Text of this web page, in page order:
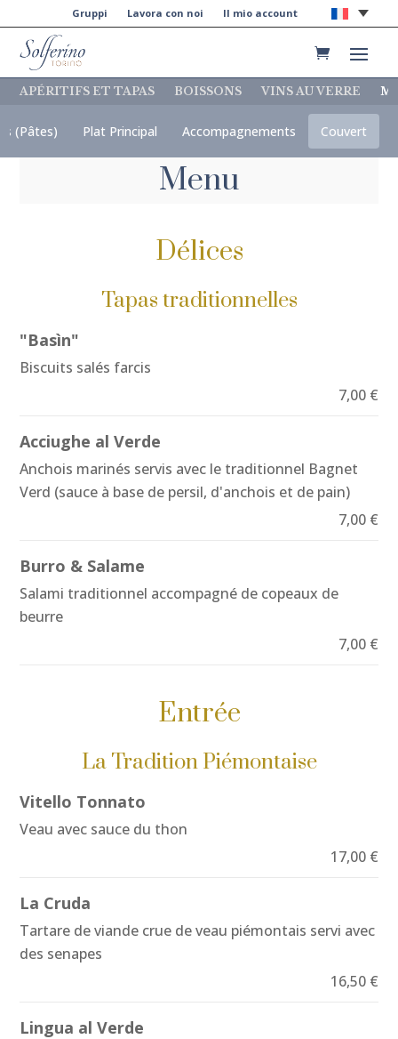
Gruppi Lavora con noi Il mio account
APÉRITIFS ET TAPAS BOISSONS VINS AU VERRE
(Pâtes) Plat Principal Accompagnements Couvert
Menu
Délices
Tapas traditionnelles
"Basìn"
Biscuits salés farcis
7,00 €
Acciughe al Verde
Anchois marinés servis avec le traditionnel Bagnet
Verd (sauce à base de persil, d'anchois et de pain)
7,00 €
Burro & Salame
Salami traditionnel accompagné de copeaux de
beurre
7,00 €
Entrée
La Tradition Piémontaise
Vitello Tonnato
Veau avec sauce du thon
17,00 €
La Cruda
Tartare de viande crue de veau piémontais servi avec
des senapes
16,50 €
Lingua al Verde